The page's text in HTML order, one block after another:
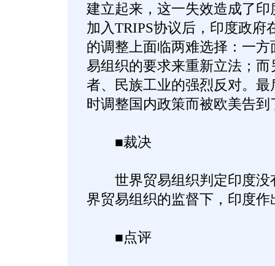
建立起来，这一失效造成了
加入TRIPS协议后，印度政府
的调整上面临两难选择：一
易组织的要求来重新立法；
者、民族工业的强烈反对。
时调整国内政策而被欧美告
■裁决
世界贸易组织判定印度没
界贸易组织的监督下，印度作
■点评